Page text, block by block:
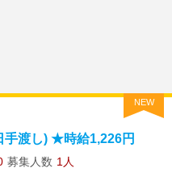
NEW
渡し) ★時給1,226円
募集人数 1人